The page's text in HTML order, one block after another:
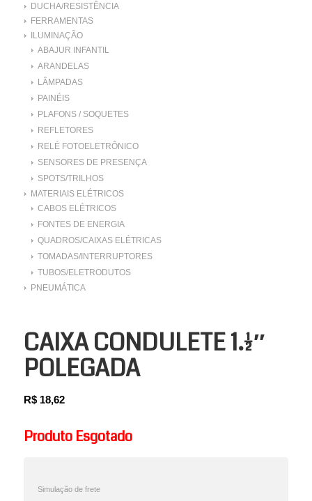
DUCHA/RESISTÊNCIA
FERRAMENTAS
ILUMINAÇÃO
ABAJUR INFANTIL
ARANDELAS
LÂMPADAS
PAINÉIS
PLAFONS / SOQUETES
REFLETORES
RELÉ FOTOELETRÔNICO
SENSORES DE PRESENÇA
SPOTS/TRILHOS
MATERIAIS ELÉTRICOS
CABOS ELÉTRICOS
FONTES DE ENERGIA
QUADROS/CAIXAS ELÉTRICAS
TOMADAS/INTERRUPTORES
TUBOS/ELETRODUTOS
PNEUMÁTICA
CAIXA CONDULETE 1.1/2″
POLEGADA
R$18,62
Produto Esgotado
Simulação de frete